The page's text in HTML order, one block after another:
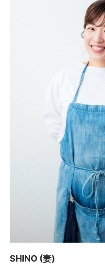
SHINO (妻)